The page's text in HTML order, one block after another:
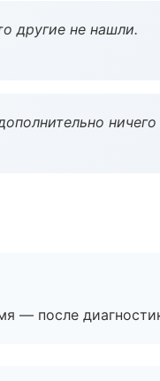
другие не нашли.
ничего
— после